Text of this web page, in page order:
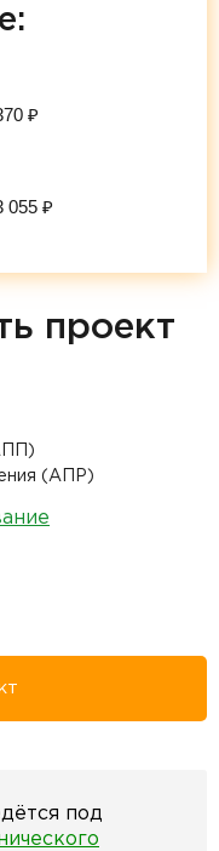
₽
055 ₽
проект
(АПР)
под